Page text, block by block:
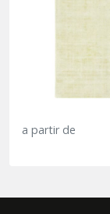
a partir de